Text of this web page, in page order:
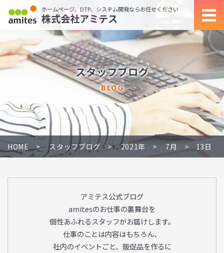
ホームページ、DTP、システム開発ならお任せください
株式会社アミテス
スタッフブログ
BLOG
HOME スタッフブログ 2021年 7月 13日
アミテス公式ブログ
amitesのお仕事の裏舞台を
個性あふれるスタッフがお届けします。
仕事のことは内容はもちろん、
社内のイベントごと、販促品を作るに